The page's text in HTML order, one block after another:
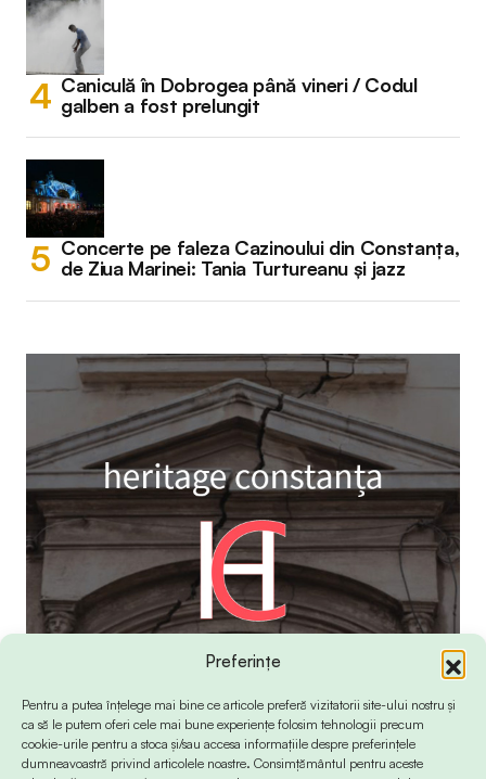
Preferințe
Pentru a putea înțelege mai bine ce articole preferă vizitatorii site-ului nostru și
ca să le putem oferi cele mai bune experiențe folosim tehnologii precum
cookie-urile pentru a stoca și/sau accesa informațiile despre preferințele
dumneavoastră privind articolele noastre. Consimțământul pentru aceste
Caniculă în Dobrogea până vineri / Codul
galben a fost prelungit
Concerte pe faleza Cazinoului din Constanța,
de Ziua Marinei: Tania Turtureanu și jazz